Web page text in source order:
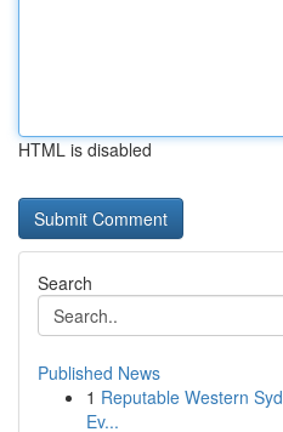
HTML is disabled
Search
Published News
1 Reputable Western
Ev...